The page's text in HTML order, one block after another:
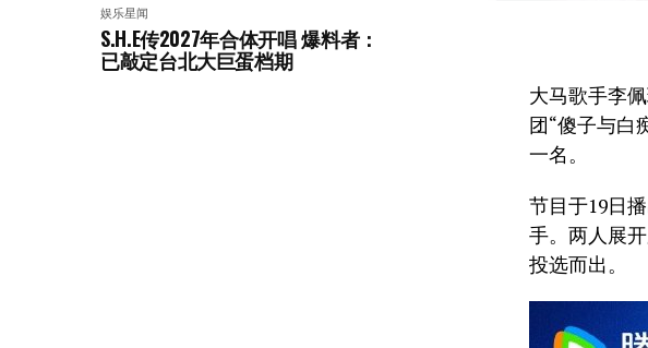
娱乐星闻
S.H.E传2027年合体开唱 爆料者：
已敲定台北大巨蛋档期
大马歌手李
团“傻子与白
一名。
节目于19日
手。两人展
投选而出。